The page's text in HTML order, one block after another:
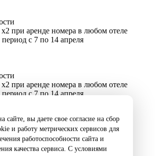
сайте, вы даете свое согласие на сбор
и работу метрических сервисов для
работоспособности сайта и
качества сервиса. С условиями
при аренде номера в любом отеле
с 7 по 14 апреля
при аренде номера в любом отеле
с 7 по 14 апреля
при аренде номера в любом отеле
с 7 по 14 апреля